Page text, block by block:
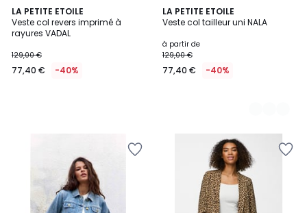
LA PETITE ETOILE
Veste col revers imprimé à
rayures VADAL
129,00 €
77,40 € -40%
LA PETITE ETOILE
Veste col tailleur uni NALA
à partir de
129,00 €
77,40 € -40%
2
Couleurs